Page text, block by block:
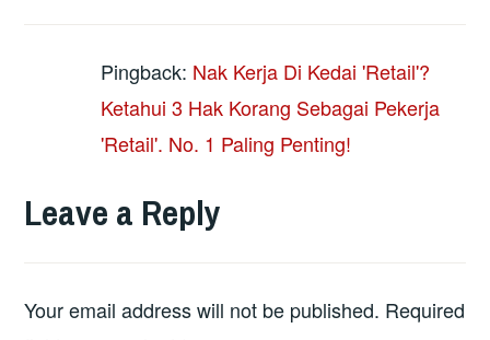
Pingback: Nak Kerja Di Kedai 'Retail'?
Ketahui 3 Hak Korang Sebagai Pekerja
'Retail'. No. 1 Paling Penting!
Leave a Reply
Your email address will not be published. Required